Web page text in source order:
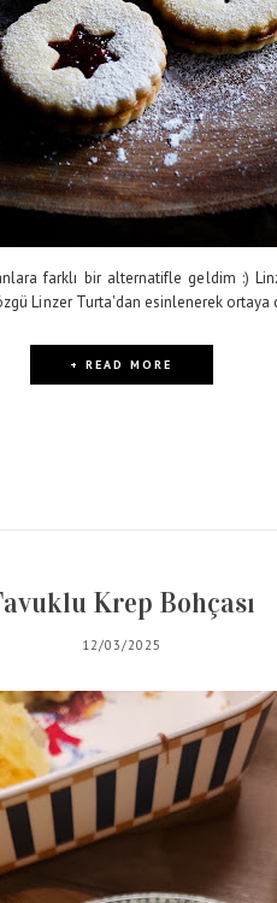
farklı bir alternatifle geldim :)
Linzer Turta'dan esinlenerek
+ READ MORE
Krep Bohçası
12/03/2025